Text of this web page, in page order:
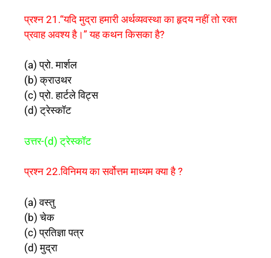
प्रश्न 21.“यदि मुद्रा हमारी अर्थव्यवस्था का हृदय नहीं तो रक्त
प्रवाह अवश्य है।” यह कथन किसका है?
(a) प्रो. मार्शल
(b) क्राउथर
(c) प्रो. हार्टले विट्स
(d) ट्रेस्कॉट
उत्तर-(d) ट्रेस्कॉट
प्रश्न 22.विनिमय का सर्वोत्तम माध्यम क्या है ?
(a) वस्तु
(b) चेक
(c) प्रतिज्ञा पत्र
(d) मुद्रा